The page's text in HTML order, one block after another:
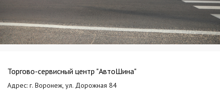
Торгово-сервисный центр "АвтоШина"
Адрес: г. Воронеж, ул. Дорожная 84